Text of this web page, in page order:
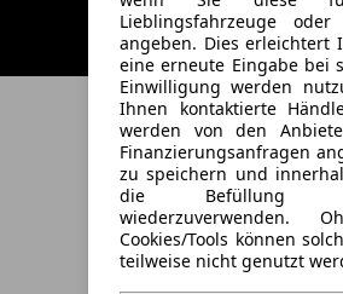
Lieblingsfahrzeuge
angeben. Dies erleichtert
eine erneute Eingabe bei
Einwilligung werden
Ihnen kontaktierte
werden von den
Finanzierungsanfragen
zu speichern und
die Befüllung
wiederzuverwenden.
Cookies/Tools können
teilweise nicht genutzt